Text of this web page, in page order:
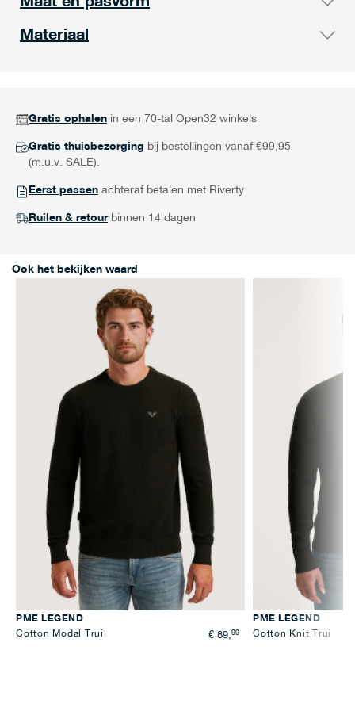
Materiaal
Gratis ophalen in een 70-tal Open32 winkels
Gratis thuisbezorging bij bestellingen vanaf €99,95
(m.u.v. SALE).
Eerst passen achteraf betalen met Riverty
Ruilen & retourbinnen 14 dagen
Ook het bekijken waard
PME LEGEND
Cotton Modal Trui
€ 89,99
PME LEGEND
Cotton Knit Trui